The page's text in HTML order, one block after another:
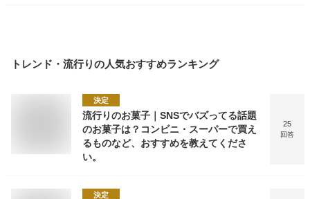
トレンド・流行りの人気おすすめランキング
決定
流行りのお菓子｜SNSでバズってる話題
のお菓子は？コンビニ・スーパーで買え
るものなど、おすすめを教えてくださ
い。
25
回答
決定